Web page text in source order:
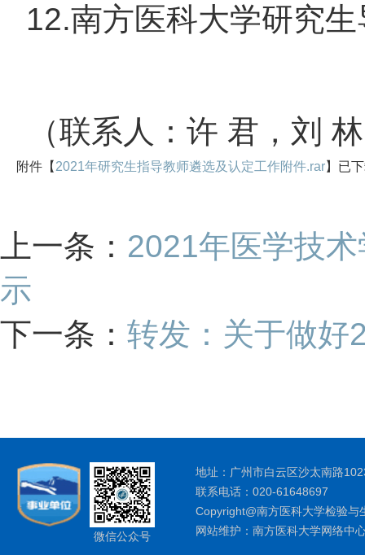
12.南方医科大学研究
（联系人：许 君，刘
附件【 2021年研究生指导教师遴选及认定工作附件.rar】已
上一条： 2021年医学技
示
下一条： 转发：关于做好
微信公众号
地址：广州市白云区沙太南路
联系电话：020-61648697
Copyright@南方医科大学检验
网站维护：南方医科大学网络中